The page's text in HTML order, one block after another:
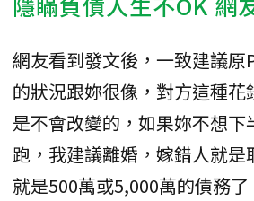
網友看到發文後，一致建議原
的狀況跟妳很像，對方這種
是不會改變的，如果妳不想下
跑，我建議離婚，嫁錯人就是
就是500萬或5,000萬的債務